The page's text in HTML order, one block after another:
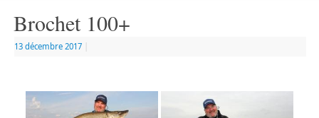
Brochet 100+
13 décembre 2017